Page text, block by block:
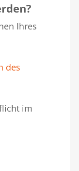
Ihres
des
im